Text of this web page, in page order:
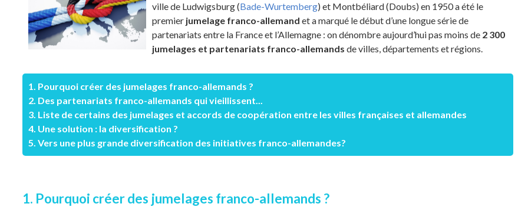
ville de Ludwigsburg (Bade-Wurtemberg) et Montbéliard (Doubs) en 1950 a été le
premier jumelage franco-allemand et a marqué le début d’une longue série de
partenariats entre la France et l’Allemagne : on dénombre aujourd’hui pas moins de 2 300
jumelages et partenariats franco-allemands de villes, départements et régions.
1. Pourquoi créer des jumelages franco-allemands ?
2. Des partenariats franco-allemands qui vieillissent...
3. Liste de certains des jumelages et accords de coopération entre les villes françaises et allemandes
4. Une solution : la diversification ?
5. Vers une plus grande diversification des initiatives franco-allemandes?
1. Pourquoi créer des jumelages franco-allemands ?